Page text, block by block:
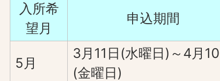
入所希
望月
申込期間
5月
3月11日(水曜日)～4月
(金曜日)